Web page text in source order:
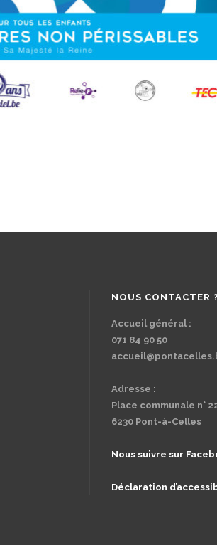
NOUS CONTACTER ?
Accueil général :
071 84 90 50
Adresse :
Place communale n°
6230 Pont-à-Celles
Nous suivre sur
Déclaration